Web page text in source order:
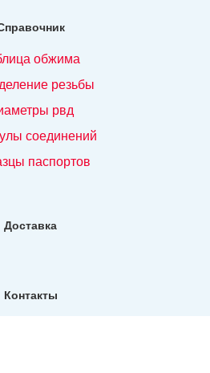
обжима
резьбы
рвд
соединений
паспортов
Доставка
Контакты